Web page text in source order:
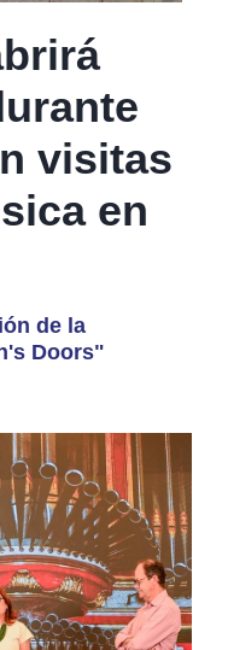
visitas
en
de la
Doors"